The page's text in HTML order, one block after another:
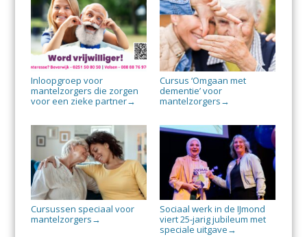
Inloopgroep voor
mantelzorgers die zorgen
voor een zieke partner→
Cursus ‘Omgaan met
dementie’ voor
mantelzorgers →
Cursussen speciaal voor
mantelzorgers →
Sociaal werk in de IJmond
viert 25-jarig jubileum met
speciale uitgave →